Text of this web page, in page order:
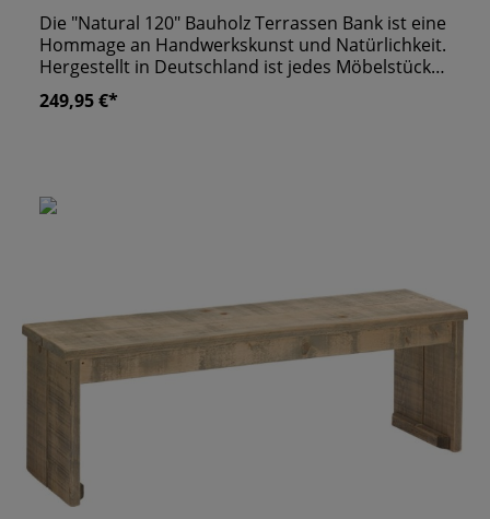
Die "Natural 120" Bauholz Terrassen Bank ist eine
Hommage an Handwerkskunst und Natürlichkeit.
Hergestellt in Deutschland ist jedes Möbelstück
ein Unikat aus massivem Bauholz. Diese Bank
eignet sich perfekt für den Einsatz im In- und
entspannte Stunden im Freien zu verbringen.
Ohne Rückenlehne präsentiert sich die Bank in
Sie Qualität und Authentizität mit der "Natural
120" Bauholz Terrassen Bank für eine gemütliche
Gastronomieeinrichtung. Made in Germany Jedes
Möbelstück ist ein Unikat Gefertigt aus massivem
Bauholz, für den Einsatz im In- und Outdoor
249,95 €*